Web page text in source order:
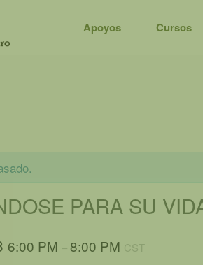
Apoyos Cursos
PARA SU
6:00 PM – 8:00 PM CST